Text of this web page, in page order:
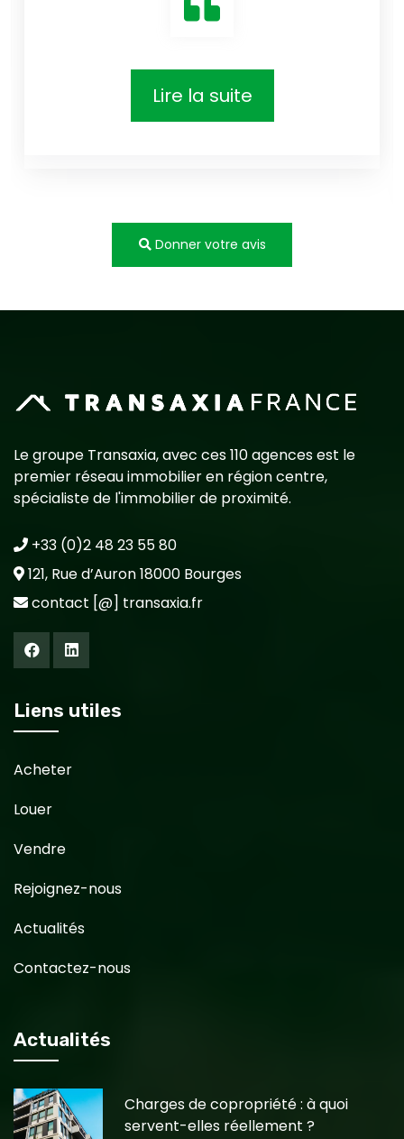
Lire la suite
Donner votre avis
Le groupe Transaxia, avec ces 110 agences est le
premier réseau immobilier en région centre,
spécialiste de l'immobilier de proximité.
+33 (0)2 48 23 55 80
121, Rue d’Auron 18000 Bourges
contact [@] transaxia.fr
Liens utiles
Acheter
Louer
Vendre
Rejoignez-nous
Actualités
Contactez-nous
Actualités
Charges de copropriété : à quoi
servent-elles réellement ?